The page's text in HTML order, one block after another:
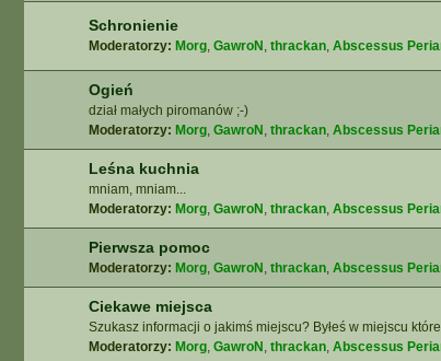
Schronienie
Moderatorzy: Morg, GawroN , thrackan, Abscessus
Ogień
dział małych piromanów ;-)
Moderatorzy: Morg, GawroN , thrackan, Abscessus
Leśna kuchnia
mniam, mniam...
Moderatorzy: Morg, GawroN , thrackan, Abscessus
Pierwsza pomoc
Moderatorzy: Morg, GawroN , thrackan, Abscessus
Ciekawe miejsca
Szukasz informacji o jakimś miejscu? Byłeś w miejscu
Moderatorzy: Morg, GawroN , thrackan, Abscessus